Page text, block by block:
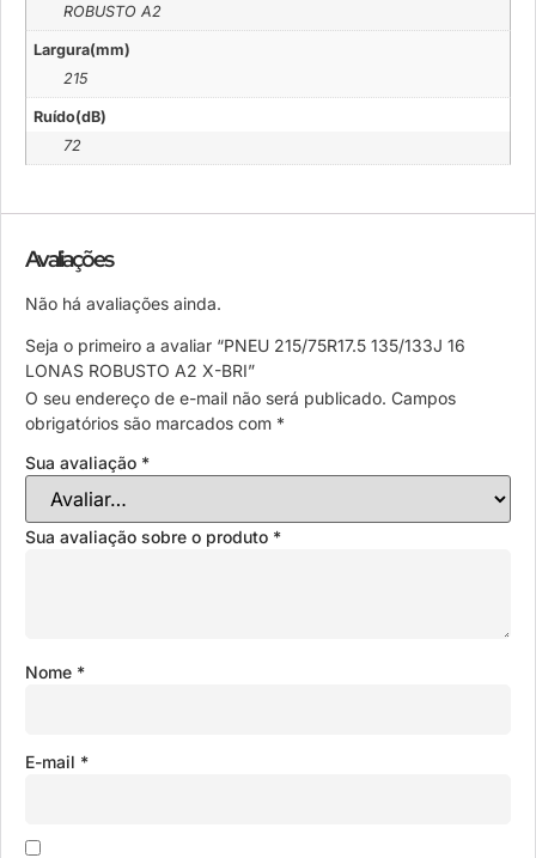
ROBUSTO A2
Largura(mm)
215
Ruído(dB)
72
Avaliações
Não há avaliações ainda.
Seja o primeiro a avaliar “PNEU 215/75R17.5 135/133J 16
LONAS ROBUSTO A2 X-BRI”
O seu endereço de e-mail não será publicado. Campos
obrigatórios são marcados com *
Sua avaliação *
Sua avaliação sobre o produto *
Nome *
E-mail *